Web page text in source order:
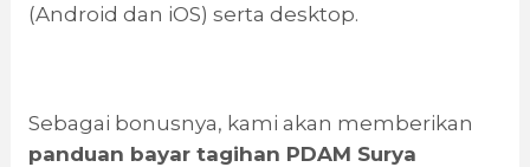
(Android dan iOS) serta desktop.
Sebagai bonusnya, kami akan memberikan
panduan bayar tagihan PDAM Surya